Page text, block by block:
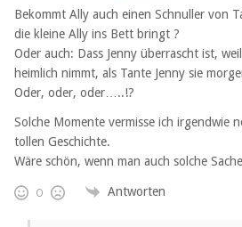
Bekommt Ally auch einen Schnuller von
die kleine Ally ins Bett bringt ?
Oder auch: Dass Jenny überrascht ist,
heimlich nimmt, als Tante Jenny sie
Oder, oder, oder…..!?
Solche Momente vermisse ich irgendwie
tollen Geschichte.
Wäre schön, wenn man auch solche
0 Antworten